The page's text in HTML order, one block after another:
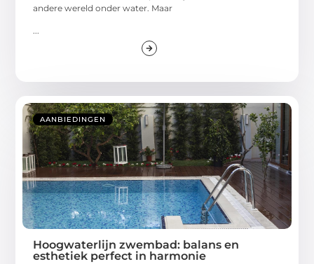
andere wereld onder water. Maar
AANBIEDINGEN
Hoogwaterlijn zwembad: balans en
esthetiek perfect in harmonie